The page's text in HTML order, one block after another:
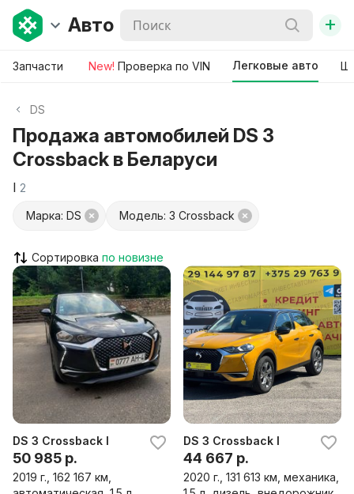
Авто +
Запчасти New! Проверка по VIN Легковые авто
DS
Продажа автомобилей DS 3
Crossback в Беларуси
I 2
Марка: DS Модель: 3 Crossback
Сортировка
DS 3 Crossback I
50 985 р.
2019 г., 162 167 км,
DS 3 Crossback I
44 667 р.
2020 г., 131 613 км, механика,